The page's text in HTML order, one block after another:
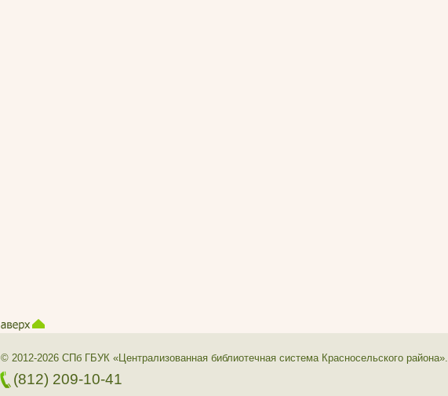
© 2012-2026 СПб ГБУК «Централизованная библиотечная система Красносельского района».
(812) 209-10-41